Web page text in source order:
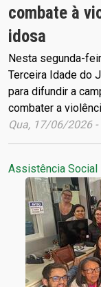
combate à
idosa
Nesta segunda-
Terceira Idade do
para difundir a
combater a
Qua, 17/06/2026 -
Assistência Social